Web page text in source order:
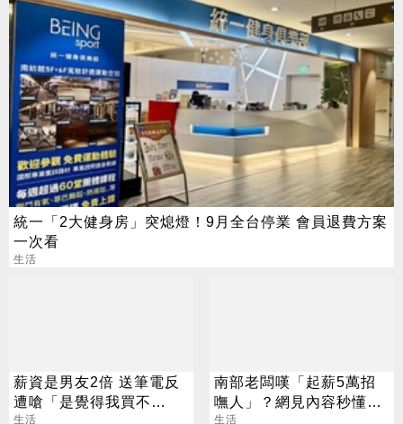
統一「2大健身房」突熄燈！9月全台停業 會員退費方案
一次看
生活
薪資是男友2倍 送筆電反
遭嗆「是覺得我買不
生活
南部老闆嘆「起薪5萬招
嘸人」？網見內容秒懂：
生活